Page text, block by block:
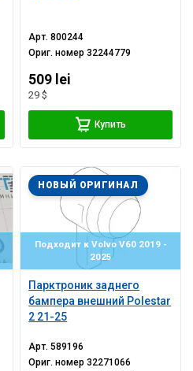
Арт.800244
Ориг. номер32244779
509 lei
29 $
Купить
Подходит к Volvo V60 2019 -
2025
Парктроник заднего
бампера внешний Polestar
2 21-25
НОВЫЙ ОРИГИНАЛ
Арт.589196
Ориг. номер32271066